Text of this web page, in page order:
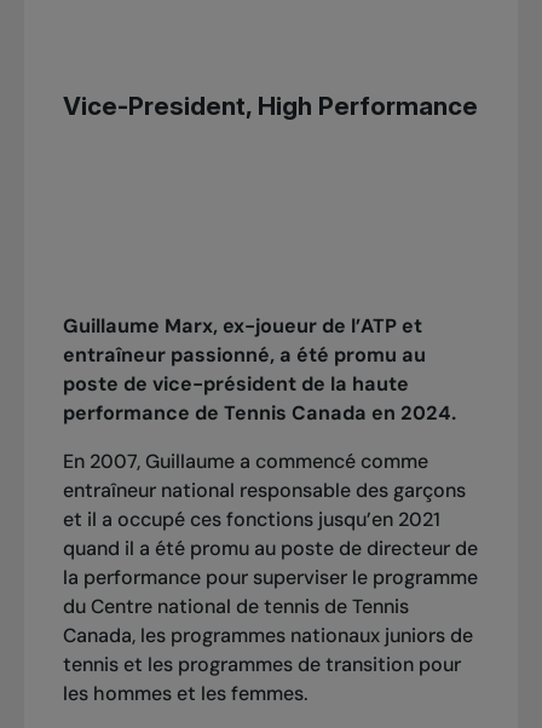
Vice-President, High Performance
Guillaume Marx, ex-joueur de l’ATP et
entraîneur passionné, a été promu au
poste de vice-président de la haute
performance de Tennis Canada en 2024.
En 2007, Guillaume a commencé comme
entraîneur national responsable des garçons
et il a occupé ces fonctions jusqu’en 2021
quand il a été promu au poste de directeur de
la performance pour superviser le programme
du Centre national de tennis de Tennis
Canada, les programmes nationaux juniors de
tennis et les programmes de transition pour
les hommes et les femmes.